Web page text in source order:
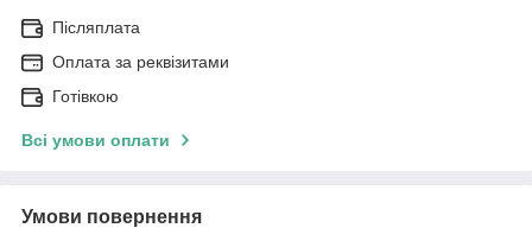
Післяплата
Оплата за реквізитами
Готівкою
Всі умови оплати
Умови повернення